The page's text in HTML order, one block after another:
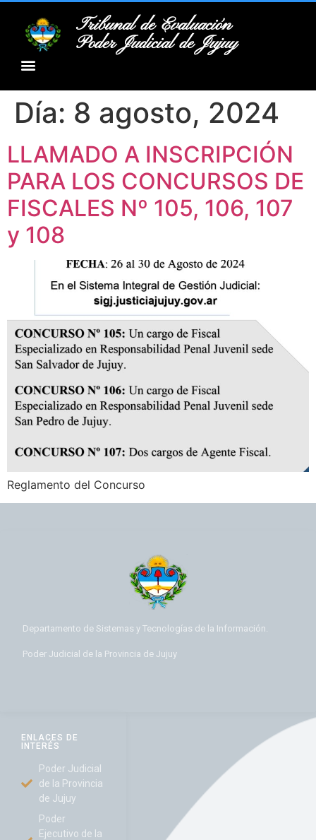
Tribunal de Evaluación
Poder Judicial de Jujuy
Día: 8 agosto, 2024
LLAMADO A INSCRIPCIÓN
PARA LOS CONCURSOS DE
FISCALES Nº 105, 106, 107
y 108
Reglamento del Concurso
ENLACES DE
INTERÉS
Poder Judicial
de la Provincia
de Jujuy
Poder
Ejecutivo de la
Departamento de Sistemas y Tecnologías de la Información.
Poder Judicial de la Provincia de Jujuy